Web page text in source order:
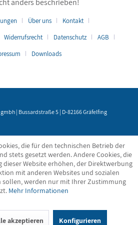
Über uns
Kontakt
Widerrufsrecht Datenschutz
AGB
Downloads
| Bussardstraße 5 | D-82166 Gräfelfing
die für den technischen Betrieb der
stets gesetzt werden. Andere Cookies, die
Website erhöhen, der Direktwerbung
mit anderen Websites und sozialen
sollen, werden nur mit Ihrer Zustimmung
Mehr Informationen
akzeptieren Konfigurieren